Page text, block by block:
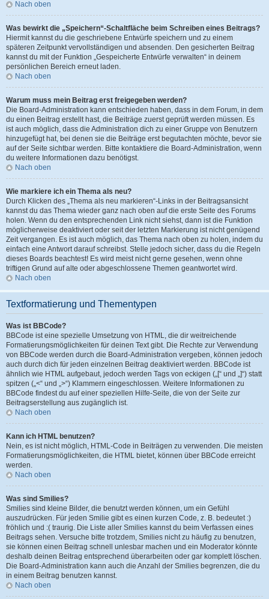
Nach oben
Was bewirkt die „Speichern“-Schaltfläche beim Schreiben eines Beitrags?
Hiermit kannst du die geschriebene Entwürfe speichern und zu einem
späteren Zeitpunkt vervollständigen und absenden. Den gesicherten Beitrag
kannst du mit der Funktion „Gespeicherte Entwürfe verwalten“ in deinem
persönlichen Bereich erneut laden.
Nach oben
Warum muss mein Beitrag erst freigegeben werden?
Die Board-Administration kann entschieden haben, dass in dem Forum, in dem
du einen Beitrag erstellt hast, die Beiträge zuerst geprüft werden müssen. Es
ist auch möglich, dass die Administration dich zu einer Gruppe von Benutzern
hinzugefügt hat, bei denen sie die Beiträge erst begutachten möchte, bevor sie
auf der Seite sichtbar werden. Bitte kontaktiere die Board-Administration, wenn
du weitere Informationen dazu benötigst.
Nach oben
Wie markiere ich ein Thema als neu?
Durch Klicken des „Thema als neu markieren“-Links in der Beitragsansicht
kannst du das Thema wieder ganz nach oben auf die erste Seite des Forums
holen. Wenn du den entsprechenden Link nicht siehst, dann ist die Funktion
möglicherweise deaktiviert oder seit der letzten Markierung ist nicht genügend
Zeit vergangen. Es ist auch möglich, das Thema nach oben zu holen, indem du
einfach eine Antwort darauf schreibst. Stelle jedoch sicher, dass du die Regeln
dieses Boards beachtest! Es wird meist nicht gerne gesehen, wenn ohne
triftigen Grund auf alte oder abgeschlossene Themen geantwortet wird.
Nach oben
Textformatierung und Thementypen
Was ist BBCode?
BBCode ist eine spezielle Umsetzung von HTML, die dir weitreichende
Formatierungsmöglichkeiten für deinen Text gibt. Die Rechte zur Verwendung
von BBCode werden durch die Board-Administration vergeben, können jedoch
auch durch dich für jeden einzelnen Beitrag deaktiviert werden. BBCode ist
ähnlich wie HTML aufgebaut, jedoch werden Tags von eckigen („[“ und „]“) statt
spitzen („<“ und „>“) Klammern eingeschlossen. Weitere Informationen zu
BBCode findest du auf einer speziellen Hilfe-Seite, die von der Seite zur
Beitragserstellung aus zugänglich ist.
Nach oben
Kann ich HTML benutzen?
Nein, es ist nicht möglich, HTML-Code in Beiträgen zu verwenden. Die meisten
Formatierungsmöglichkeiten, die HTML bietet, können über BBCode erreicht
werden.
Nach oben
Was sind Smilies?
Smilies sind kleine Bilder, die benutzt werden können, um ein Gefühl
auszudrücken. Für jeden Smilie gibt es einen kurzen Code, z. B. bedeutet :)
fröhlich und :( traurig. Die Liste aller Smilies kannst du beim Verfassen eines
Beitrags sehen. Versuche bitte trotzdem, Smilies nicht zu häufig zu benutzen,
sie können einen Beitrag schnell unlesbar machen und ein Moderator könnte
deshalb deinen Beitrag entsprechend überarbeiten oder gar komplett löschen.
Die Board-Administration kann auch die Anzahl der Smilies begrenzen, die du
in einem Beitrag benutzen kannst.
Nach oben